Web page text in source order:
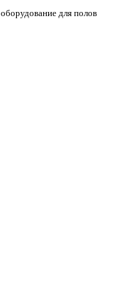
оборудование для полов